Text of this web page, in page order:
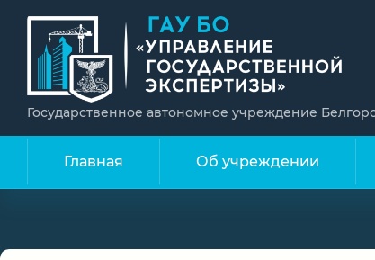
Государственное автономное учреждение
Главная Об учреждении